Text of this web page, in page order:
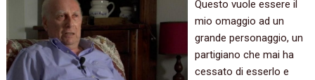
Questo vuole essere il
mio omaggio ad un
grande personaggio, un
partigiano che mai ha
cessato di esserlo e